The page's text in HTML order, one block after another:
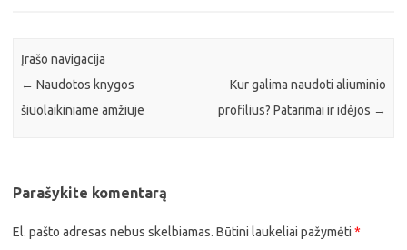
Įrašo navigacija
← Naudotos knygos
šiuolaikiniame amžiuje
Kur galima naudoti aliuminio
profilius? Patarimai ir idėjos →
Parašykite komentarą
El. pašto adresas nebus skelbiamas. Būtini laukeliai pažymėti *